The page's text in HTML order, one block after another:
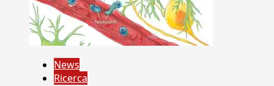
News
Ricerca